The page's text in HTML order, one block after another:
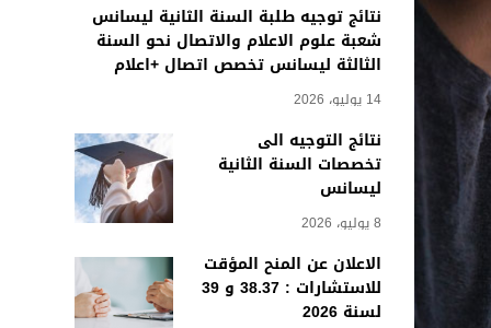
نتائج توجيه طلبة السنة الثانية ليسانس
شعبة علوم الاعلام والاتصال نحو السنة
الثالثة ليسانس تخصص اتصال +اعلام
14 يوليو، 2026
نتائج التوجيه الى
تخصصات السنة الثانية
ليسانس
8 يوليو، 2026
الاعلان عن المنح المؤقت
للاستشارات : 38.37 و 39
لسنة 2026